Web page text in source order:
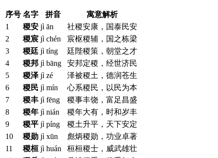
序号 名字 拼音
寓意解析
1
稷安 jì ān
社稷安康，国泰民安
2
稷宸 jì chén
宸枢稷辅，国之栋梁
3
稷廷 jì tíng
廷陛稷策，朝堂之才
4
稷邦 jì bāng
安邦定稷，经世济民
5
稷泽 jì zé
泽被稷土，德润苍生
6
稷民 jì mín
心系稷民，以民为本
7
稷丰 jì fēng
稷事丰饶，富足昌盛
8
稷年 jì nián
稷年大有，时和岁丰
9
稷平 jì píng
稷土升平，天下安定
10
稷勋 jì xūn
彪炳稷勋，功业卓著
11
稷桓 jì huán
桓桓稷士，威武雄壮